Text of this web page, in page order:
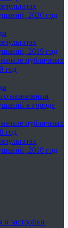
2020 год
2019 год
публичных
год
о назначении
в городе
публичных
год
2018 год
и застройки